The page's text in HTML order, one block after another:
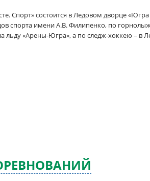
Спорт» состоится в Ледовом дворце
спорта имени А.В. Филипенко, по
льду «Арены-Югра», а по следж-хоккею – в